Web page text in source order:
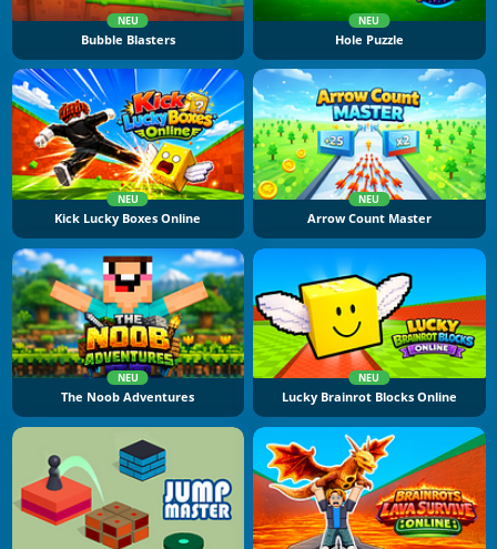
NEU
Bubble Blasters
NEU
Hole Puzzle
NEU
Kick Lucky Boxes Online
NEU
Arrow Count Master
NEU
The Noob Adventures
NEU
Lucky Brainrot Blocks Online